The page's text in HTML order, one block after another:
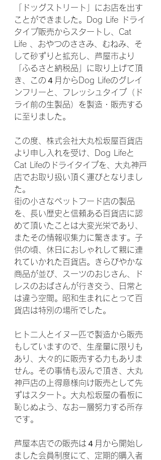
「ドッグストリート」にお店を出す
ことができました。Dog Life ドライ
タイプ販売からスタートし、Cat
Life 、おやつのささみ、むねみ、そ
して砂ずりと拡充し、芦屋市より
「ふるさと納税品」に取り上げて頂
き、この４月からDog Lifeのグレイ
ンフリーと、フレッシュタイプ（ド
ライ前の生製品）を製造・販売する
に至りました。
この度、株式会社大丸松坂屋百貨店
より申し入れを受け、Dog Lifeと
Cat Lifeのドライタイプを、大丸神戸
店でお取り扱い頂く運びとなりまし
た。
街の小さなペットフード店の製品
を、長い歴史と信頼ある百貨店に認
めて頂いたことは大変光栄であり、
またその情報収集力に驚きます。子
供の頃、休日におしゃれして親に連
れていかれた百貨店。きらびやかな
商品が並び、スーツのおじさん、ド
レスのおばさんが行き交う、日常と
は違う空間。昭和生まれにとって百
貨店は特別の場所でした。
ヒト二人とイヌ一匹で製造から販売
もしていますので、生産量に限りも
あり、大々的に販売する力もありま
せん。その事情も汲んで頂き、大丸
神戸店の上得意様向け販売として先
ずはスタート。大丸松坂屋の看板に
恥じぬよう、なお一層努力する所存
です。
芦屋本店での販売は４月から開始し
ました会員制度にて、定期的購入者